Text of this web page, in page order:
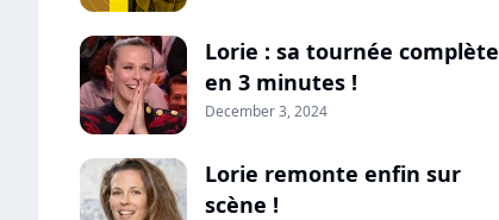
Lorie : sa tournée complète
en 3 minutes !
December 3, 2024
Lorie remonte enfin sur
scène !